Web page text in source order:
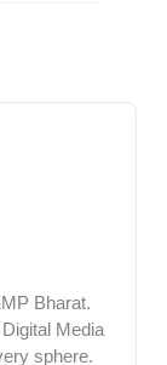
Bharat.
Media
sphere.